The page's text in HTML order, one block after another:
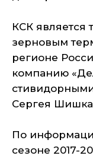
КСК является
зерновым
регионе
компанию
Сергея
По
сезоне 2017-